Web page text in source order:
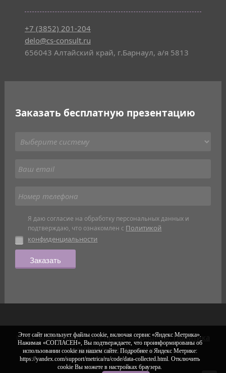
+7 (3852) 201-204
delo@cs-consult.ru
656043 Алтайский край, г.Барнаул, а/я 5813
Заказать бесплатную презентацию
Я даю согласие на обработку персональных данных и
подтверждаю, что ознакомлен с Политикой
конфиденциальности
Заказать
© "КС-Консалтинг". Все права защищены.Политика
конфиденциальности
Этот сайт использует файлы cookie, включая сервис «Яндекс Метрика».
Нажимая «СОГЛАСЕН», Вы подтверждаете, что проинформированы об
использовании cookie на нашем сайте. Подробнее о Яндекс Метрике:
https://yandex.com/support/metrica/ru/code/data-collected.html. Отключить
cookie Вы можете в настройках браузера.